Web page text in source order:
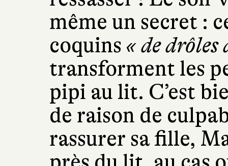
même un secret :
coquins « de drôles
transforment les
pipi au lit. C’est
de raison de
rassurer sa fille,